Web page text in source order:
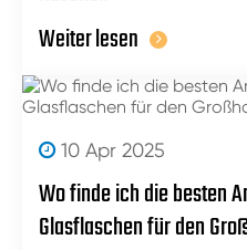
Weiter lesen
10 Apr 2025
Wo finde ich die besten
Glasflaschen für den